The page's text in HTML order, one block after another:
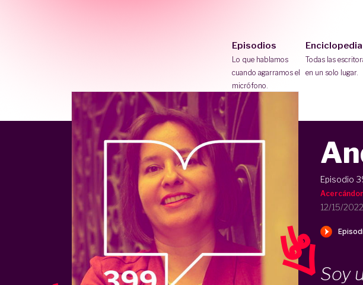
Episodios
Lo que hablamos
cuando agarramos el
micrófono.
Enciclopedia
Todas las
en un solo lugar.
Episodio
12/15/2022
Soy